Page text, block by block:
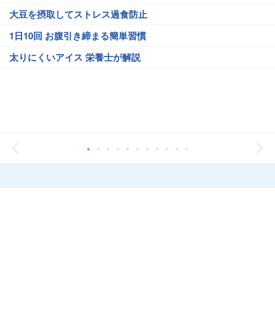
大豆を摂取してストレス過食防止
1日10回 お腹引き締まる簡単習慣
太りにくいアイス 栄養士が解説